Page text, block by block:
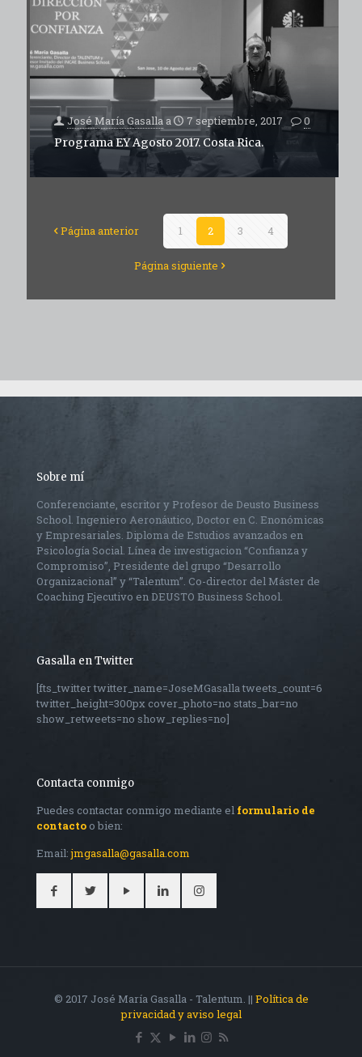
José María Gasalla a 7 septiembre, 2017
0
Programa EY Agosto 2017. Costa Rica.
Página anterior 1 2 3 4
Página siguiente
Sobre mí
Conferenciante, escritor y Profesor de Deusto Business
School. Ingeniero Aeronáutico, Doctor en C. Enonómicas
y Empresariales. Diploma de Estudios avanzados en
Psicología Social. Línea de investigacion “Confianza y
Compromiso”, Presidente del grupo “Desarrollo
Organizacional” y “Talentum”. Co-director del Máster de
Coaching Ejecutivo en DEUSTO Business School.
Gasalla en Twitter
[fts_twitter twitter_name=JoseMGasalla tweets_count=6
twitter_height=300px cover_photo=no stats_bar=no
show_retweets=no show_replies=no]
Contacta conmigo
Puedes contactar conmigo mediante el formulario de
contacto o bien:
Email:jmgasalla@gasalla.com
© 2017 José María Gasalla - Talentum. || Política de
privacidad y aviso legal